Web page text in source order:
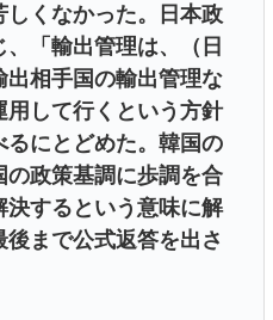
しくなかった。日本政
「輸出管理は、（日
相手国の輸出管理な
用して行くという方針
にとどめた。韓国の
政策基調に歩調を合
するという意味に解
まで公式返答を出さ